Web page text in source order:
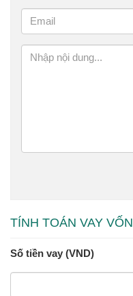
TÍNH TOÁN VAY VỐN
Số tiền vay (VND)